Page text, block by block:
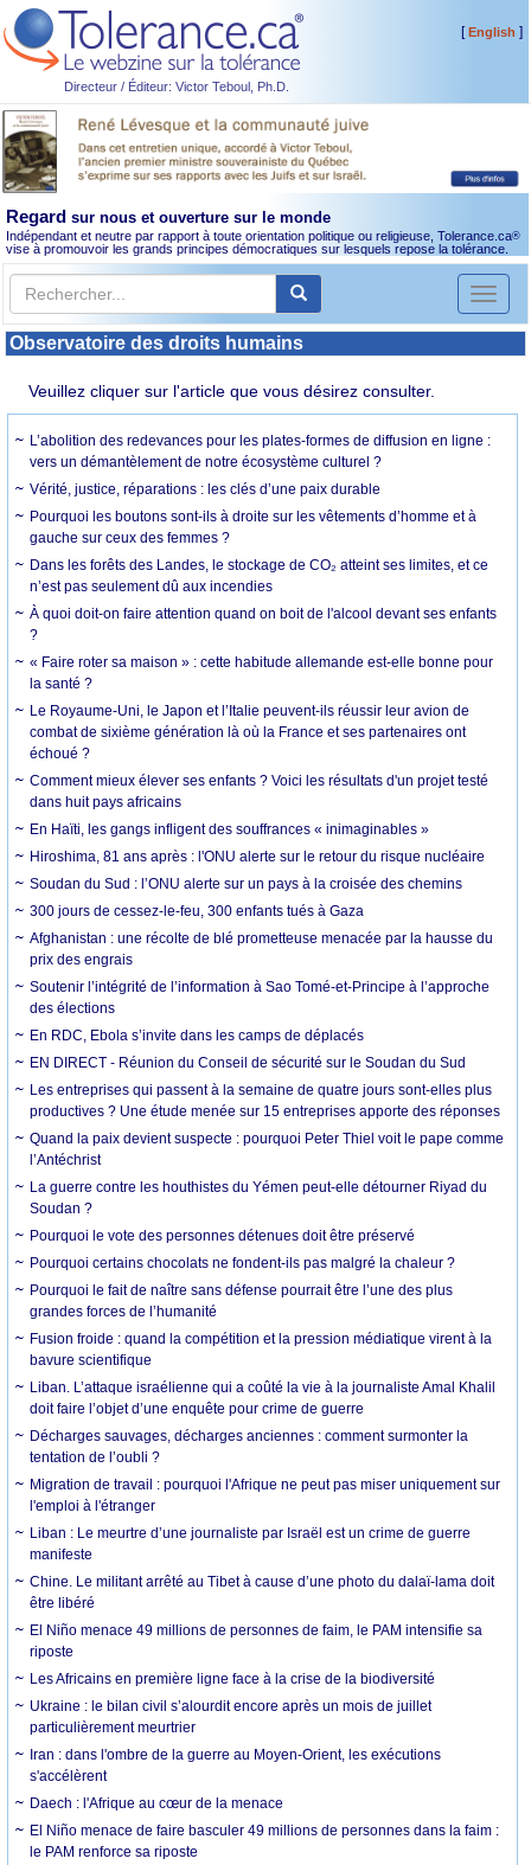
Directeur / Éditeur: Victor Teboul, Ph.D.
[English ]
Regard sur nous et ouverture sur le monde
Indépendant et neutre par rapport à toute orientation politique ou religieuse, Tolerance.ca®
vise à promouvoir les grands principes démocratiques sur lesquels repose la tolérance.
Toggle
Observatoire des droits humains
Veuillez cliquer sur l'article que vous désirez consulter.
L’abolition des redevances pour les plates-formes de diffusion en ligne :
vers un démantèlement de notre écosystème culturel ?
Vérité, justice, réparations : les clés d’une paix durable
Pourquoi les boutons sont-ils à droite sur les vêtements d’homme et à
gauche sur ceux des femmes ?
Dans les forêts des Landes, le stockage de CO₂ atteint ses limites, et ce
n’est pas seulement dû aux incendies
À quoi doit-on faire attention quand on boit de l'alcool devant ses enfants
?
« Faire roter sa maison » : cette habitude allemande est-elle bonne pour
la santé ?
Le Royaume-Uni, le Japon et l’Italie peuvent-ils réussir leur avion de
combat de sixième génération là où la France et ses partenaires ont
échoué ?
Comment mieux élever ses enfants ? Voici les résultats d'un projet testé
dans huit pays africains
En Haïti, les gangs infligent des souffrances « inimaginables »
Hiroshima, 81 ans après : l'ONU alerte sur le retour du risque nucléaire
Soudan du Sud : l’ONU alerte sur un pays à la croisée des chemins
300 jours de cessez-le-feu, 300 enfants tués à Gaza
Afghanistan : une récolte de blé prometteuse menacée par la hausse du
prix des engrais
Soutenir l’intégrité de l’information à Sao Tomé-et-Principe à l’approche
des élections
En RDC, Ebola s’invite dans les camps de déplacés
EN DIRECT - Réunion du Conseil de sécurité sur le Soudan du Sud
Les entreprises qui passent à la semaine de quatre jours sont-elles plus
productives ? Une étude menée sur 15 entreprises apporte des réponses
Quand la paix devient suspecte : pourquoi Peter Thiel voit le pape comme
l’Antéchrist
La guerre contre les houthistes du Yémen peut-elle détourner Riyad du
Soudan ?
Pourquoi le vote des personnes détenues doit être préservé
Pourquoi certains chocolats ne fondent-ils pas malgré la chaleur ?
Pourquoi le fait de naître sans défense pourrait être l’une des plus
grandes forces de l’humanité
Fusion froide : quand la compétition et la pression médiatique virent à la
bavure scientifique
Liban. L’attaque israélienne qui a coûté la vie à la journaliste Amal Khalil
doit faire l’objet d’une enquête pour crime de guerre
Décharges sauvages, décharges anciennes : comment surmonter la
tentation de l’oubli ?
Migration de travail : pourquoi l'Afrique ne peut pas miser uniquement sur
l'emploi à l'étranger
Liban : Le meurtre d’une journaliste par Israël est un crime de guerre
manifeste
Chine. Le militant arrêté au Tibet à cause d’une photo du dalaï-lama doit
être libéré
El Niño menace 49 millions de personnes de faim, le PAM intensifie sa
riposte
Les Africains en première ligne face à la crise de la biodiversité
Ukraine : le bilan civil s’alourdit encore après un mois de juillet
particulièrement meurtrier
Iran : dans l'ombre de la guerre au Moyen-Orient, les exécutions
s'accélèrent
Daech : l'Afrique au cœur de la menace
El Niño menace de faire basculer 49 millions de personnes dans la faim :
le PAM renforce sa riposte